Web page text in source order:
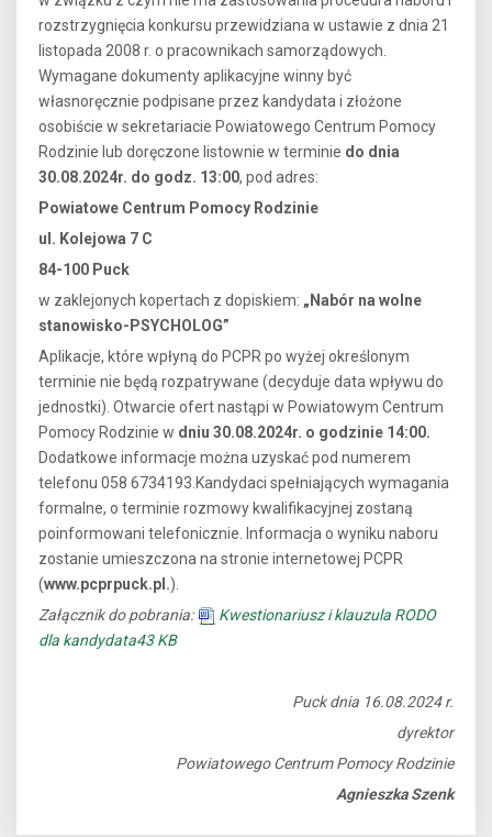
rozstrzygnięcia konkursu przewidziana w ustawie z dnia 21
listopada 2008 r. o pracownikach samorządowych.
Wymagane dokumenty aplikacyjne winny być
własnoręcznie podpisane przez kandydata i złożone
osobiście w sekretariacie Powiatowego Centrum Pomocy
Rodzinie lub doręczone listownie w terminie do dnia
30.08.2024r. do godz. 13:00, pod adres:
Powiatowe Centrum Pomocy Rodzinie
ul. Kolejowa 7 C
84-100 Puck
w zaklejonych kopertach z dopiskiem: „Nabór na wolne
stanowisko-PSYCHOLOG”
Aplikacje, które wpłyną do PCPR po wyżej określonym
terminie nie będą rozpatrywane (decyduje data wpływu do
jednostki). Otwarcie ofert nastąpi w Powiatowym Centrum
Pomocy Rodzinie w dniu 30.08.2024r. o godzinie 14:00.
Dodatkowe informacje można uzyskać pod numerem
telefonu 058 6734193.Kandydaci spełniających wymagania
formalne, o terminie rozmowy kwalifikacyjnej zostaną
poinformowani telefonicznie. Informacja o wyniku naboru
zostanie umieszczona na stronie internetowej PCPR
(www.pcprpuck.pl .).
Załącznik do pobrania:
Kwestionariusz i klauzula RODO
dla kandydata43 KB
Puck dnia 16.08.2024 r.
dyrektor
Powiatowego Centrum Pomocy Rodzinie
Agnieszka Szenk